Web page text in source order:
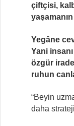
çiftçisi,
Yegâne
Yani
özgür
ruhun
“Beyin
daha